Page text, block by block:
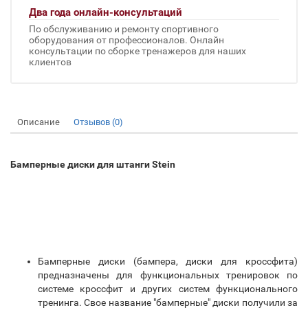
Два года онлайн-консультаций
По обслуживанию и ремонту спортивного
оборудования от профессионалов. Онлайн
консультации по сборке тренажеров для наших
клиентов
Описание Отзывов (0)
Бамперные дискидля штангиStein
Бамперные диски (бампера, диски для кроссфита)
предназначены для функциональных тренировок по
системе кроссфит и других систем функционального
тренинга. Свое название "бамперные" диски получили за